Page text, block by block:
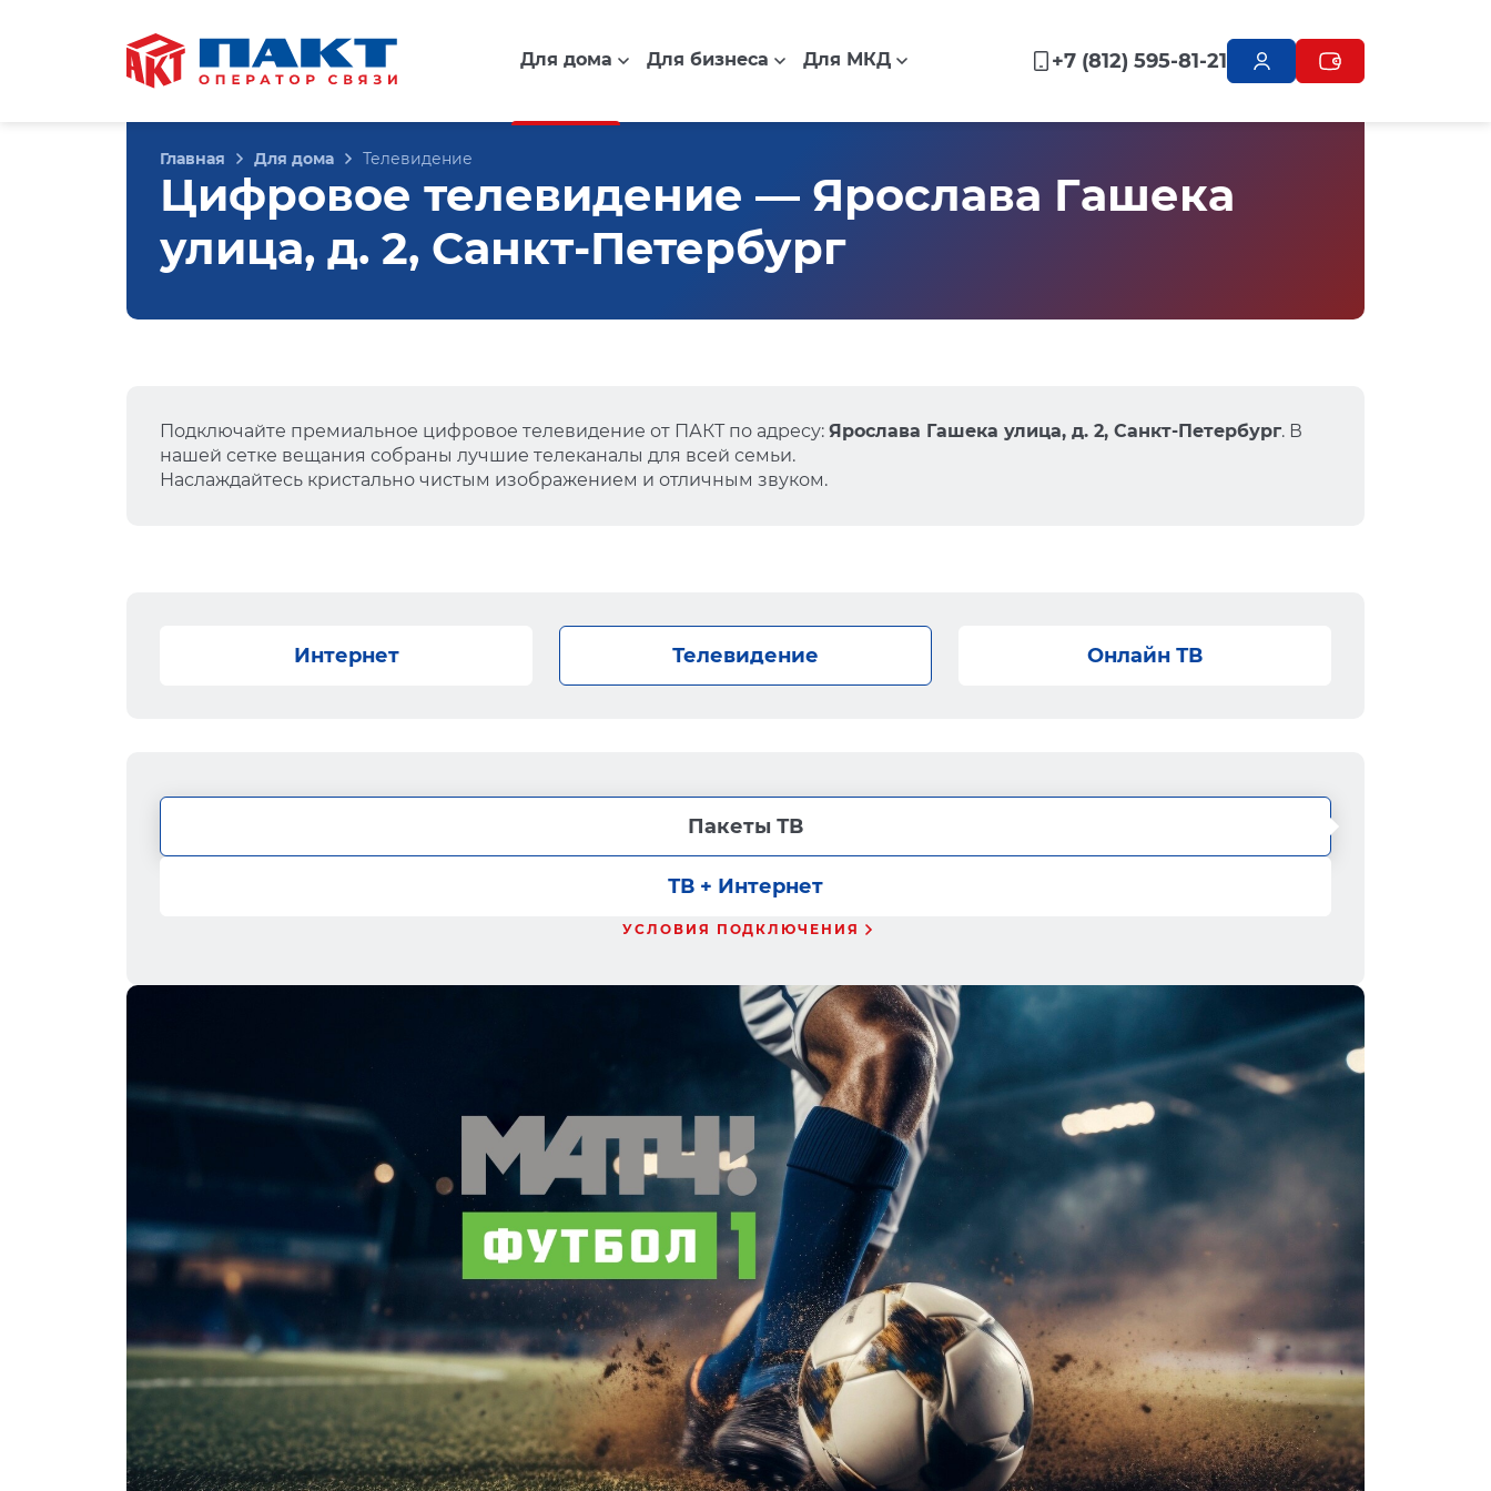
Для дома Для бизнеса Для МКД +7 (812) 595-81-21
Главная Для дома Телевидение
Цифровое телевидение — Ярослава Гашека
улица, д. 2, Санкт-Петербург
Подключайте премиальное цифровое телевидение от ПАКТ по адресу: Ярослава Гашека улица, д. 2, Санкт-Петербург. В
нашей сетке вещания собраны лучшие телеканалы для всей семьи.
Наслаждайтесь кристально чистым изображением и отличным звуком.
Интернет Телевидение Онлайн ТВ
Пакеты ТВ
ТВ + Интернет
УСЛОВИЯ ПОДКЛЮЧЕНИЯ